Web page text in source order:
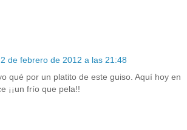
2 de febrero de 2012 a las 21:48
qué por un platito de este guiso. Aquí hoy en
¡¡un frío que pela!!